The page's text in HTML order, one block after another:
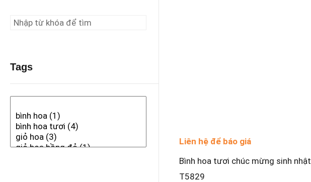
Tags
Liên hệ để báo giá
Bình hoa tươi chúc mừng sinh nhật
T5829